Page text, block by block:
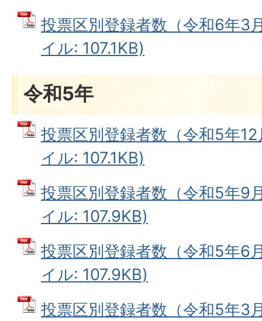
投票区別登録者数（令和6年3
イル: 107.1KB)
令和5年
投票区別登録者数（令和5年
イル: 107.1KB)
投票区別登録者数（令和5年9
イル: 107.9KB)
投票区別登録者数（令和5年6
イル: 107.9KB)
投票区別登録者数（令和5年3